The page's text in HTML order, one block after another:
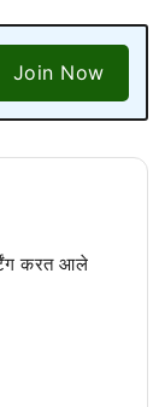
Join Now
करत आले